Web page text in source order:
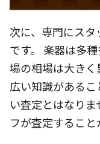
次に、専門にス
です。 楽器は多
場の相場は大き
広い知識がある
い査定とはなり
フが査定すること